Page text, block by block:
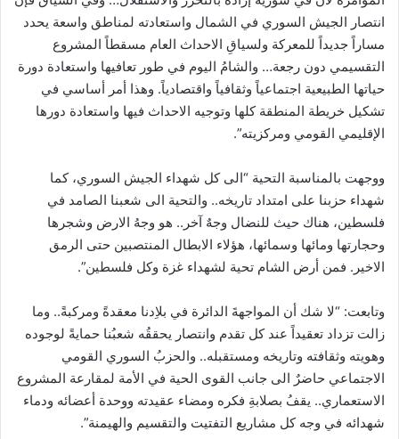
انتصار الجيش السوري في الشمال واستعادته لمناطق واسعة يحدد
مساراً جديداً للمعركة ولسياقِ الاحداث العام مسقطاً المشروع
التقسيمي دون رجعة… والشامُ اليوم في طور تعافيها واستعادة دورة
حياتها الطبيعية اجتماعياً وثقافياً واقتصادياً. وهذا أمر أساسي في
تشكيل خريطة المنطقة كلها وتوجيه الاحداث فيها واستعادة دورها
الإقليمي القومي ومركزيته”.
ووجهت بالمناسبة التحية “الى كل شهداء الجيش السوري، كما
شهداء حزبنا على امتداد تاريخه.. والتحية الى شعبنا الصامد في
فلسطين، هناك حيث للنضال وجهٌ آخر.. هو وجهُ الارض وشجرها
وحجارتها ومائها وسمائها، هؤلاء الابطال المنتصبين حتى الرمق
الاخير. فمن أرض الشام تحية لشهداء غزة وكل فلسطين”.
وتابعت: “لا شك أن المواجهةَ الدائرة في بلاِدنا معقدةً ومركبةً.. وما
زالت تزداد تعقيداً عند كل تقدم وانتصار يحققُه شعبُنا حمايةً لوجوده
وهويته وثقافته وتاريخه ومستقبله.. والحزبُ السوري القومي
الاجتماعي حاضرٌ الى جانب القوى الحية في الأمة لمقارعة المشروع
الاستعماري.. يقفُ بصلابةِ فكره ومضاء عقيدته ووحدة أعضائه ودماء
شهدائه في وجه كل مشاريع التفتيت والتقسيم والهيمنة”.